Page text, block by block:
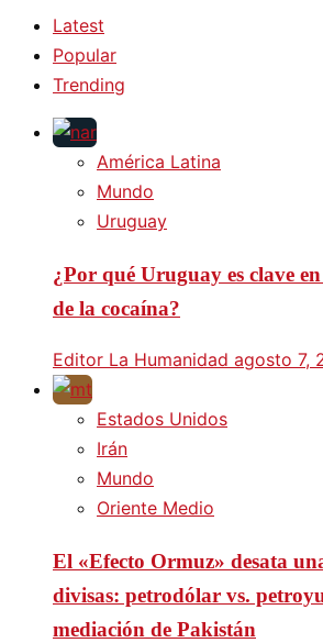
Latest
Popular
Trending
América Latina
Mundo
Uruguay
¿Por qué Uruguay es clave
de la cocaína?
Editor La Humanidad agosto 7,
Estados Unidos
Irán
Mundo
Oriente Medio
El «Efecto Ormuz» desata
divisas: petrodólar vs.
mediación de Pakistán